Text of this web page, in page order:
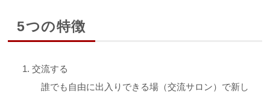
5つの特徴
交流する
誰でも自由に出入りできる場（交流サロン）で新し